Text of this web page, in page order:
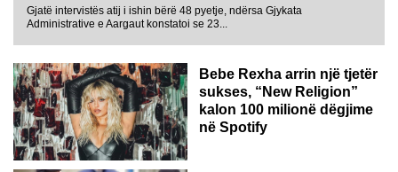
Gjatë intervistës atij i ishin bërë 48 pyetje, ndërsa Gjykata
Administrative e Aargaut konstatoi se 23...
Bebe Rexha arrin një tjetër
sukses, “New Religion”
kalon 100 milionë dëgjime
në Spotify